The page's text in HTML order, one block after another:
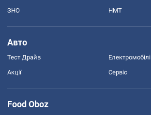
ЗНО НМТ
Авто
Тест Драйв Електромобілі
Акції Сервіс
Food Oboz